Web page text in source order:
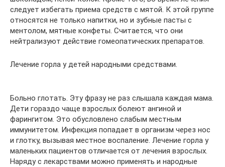
следует избегать приема средств с мятой. К этой группе
относятся не только напитки, но и зубные пасты с
ментолом, мятные конфеты. Считается, что они
нейтрализуют действие гомеопатических препаратов.
Лечение горла у детей народными средствами.
Больно глотать. Эту фразу не раз слышала каждая мама.
Дети гораздо чаще взрослых болеют ангиной и
фарингитом. Это обусловлено слабым местным
иммунитетом. Инфекция попадает в организм через нос
и глотку, вызывая местное воспаление. Лечение горла у
маленьких пациентов отличается от лечения взрослых.
Наряду с лекарствами можно применять и народные